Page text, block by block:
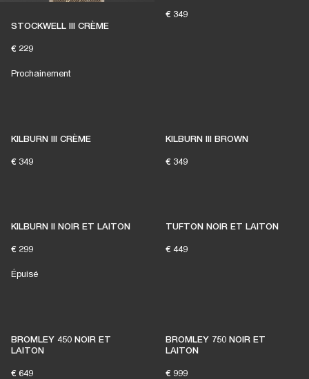
STOCKWELL III CRÈME
€ 229
Prochainement
€ 349
KILBURN III CRÈME
€ 349
KILBURN III BROWN
€ 349
KILBURN II NOIR ET LAITON
€ 299
Épuisé
TUFTON NOIR ET LAITON
€ 449
BROMLEY 450 NOIR ET
LAITON
€ 649
BROMLEY 750 NOIR ET
LAITON
€ 999